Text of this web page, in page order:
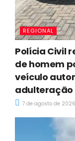
REGIONAL
Polícia Civil
de homem
veículo
adulteração
7 de agosto de 2026